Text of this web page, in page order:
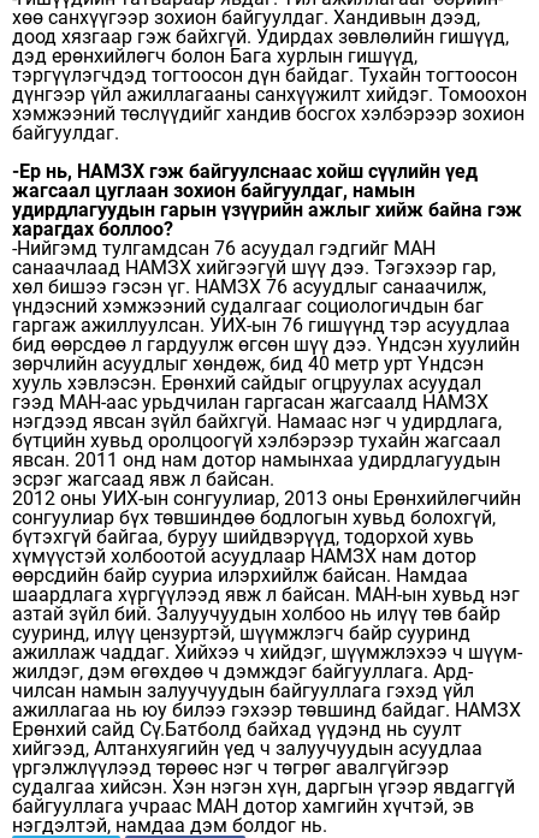
хөө санхүүгээр зохион байгуулдаг. Хандивын дээд,
доод хязгаар гэж байхгүй. Удирдах зөвлөлийн гишүүд,
дэд ерөнхийлөгч болон Бага хурлын гишүүд,
тэргүүлэгчдэд тогтоосон дүн байдаг. Тухайн тогтоосон
дүнгээр үйл ажиллагааны санхүүжилт хийдэг. Томоохон
хэмжээний төслүүдийг хандив босгох хэлбэрээр зохион
байгуулдаг.
-Ер нь, НАМЗХ гэж байгуулснаас хойш сүүлийн үед
жагсаал цуглаан зохион байгуулдаг, намын
удирдлагуудын гарын үзүүрийн ажлыг хийж байна гэж
харагдах боллоо?
-Нийгэмд тулгамдсан 76 асуудал гэдгийг МАН
санаачлаад НАМЗХ хийгээгүй шүү дээ. Тэгэхээр гар,
хөл бишээ гэсэн үг. НАМЗХ 76 асуудлыг санаачилж,
үндэс­ний хэмжээний судалгааг социологичдын баг
гаргаж ажиллуулсан. УИХ-ын 76 ги­шүүнд тэр асуудлаа
бид өөрсдөө л гардуулж өгсөн шүү дээ. Үндсэн хуулийн
зөрчлийн асуудлыг хөндөж, бид 40 метр урт Үндсэн
хууль хэв­лэсэн. Ерөнхий сайдыг огцруулах асуудал
гээд МАН-аас урьдчилан гаргасан жаг­саалд НАМЗХ
нэгдээд яв­сан зүйл байхгүй. Намаас нэг ч удирдлага,
бүтцийн хувьд оролцоогүй хэлбэрээр тухайн жагсаал
явсан. 2011 онд нам дотор намынхаа удирд­лагуудын
эсрэг жагсаад явж л байсан.
2012 оны УИХ-ын сонгуу­лиар, 2013 оны Ерөнхий­лөгчийн
сонгуулиар бүх төвшиндөө бодлогын хувьд болохгүй,
бүтэхгүй байгаа, буруу шийдвэрүүд, тодорхой хувь
хүмүүстэй холбоотой асуудлаар НАМЗХ нам дотор
өөрсдийн байр сууриа илэрхийлж байсан. Намдаа
шаардлага хүргүүлээд явж л байсан. МАН-ын хувьд нэг
азтай зүйл бий. Залуучуудын холбоо нь илүү төв байр
сууринд, илүү цензуртэй, шүүмжлэгч байр сууринд
ажиллаж чад­даг. Хийхээ ч хийдэг, шүүмж­лэхээ ч шүүм­
жилдэг, дэм өгөхдөө ч дэмждэг байгууллага. Ард­
чилсан намын залуучуудын байгууллага гэхэд үйл
ажиллагаа нь юу билээ гэхээр төвшинд байдаг. НАМЗХ
Ерөнхий сайд Сү.Батболд байхад үүдэнд нь суулт
хийгээд, Алтанхуягийн үед ч залуучуудын асуудлаа
үргэлжлүүлээд төрөөс нэг ч төгрөг авалгүйгээр
судалгаа хийсэн. Хэн нэгэн хүн, даргын үгээр явдаггүй
байгууллага учраас МАН дотор хамгийн хүчтэй, эв
нэгдэлтэй, намдаа дэм болдог нь.